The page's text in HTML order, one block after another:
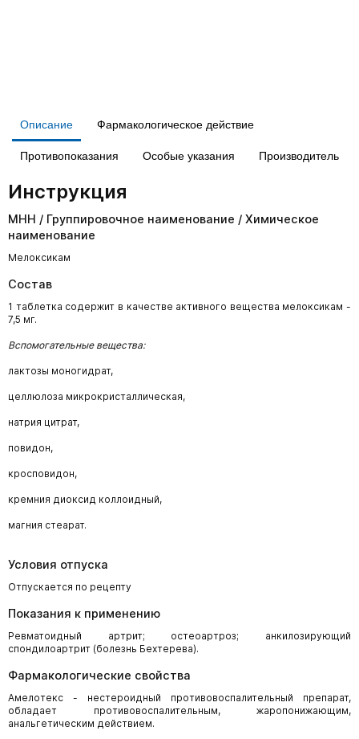
Описание Фармакологическое действие
Противопоказания Особые указания Производитель
Инструкция
МНН / Группировочное наименование / Химическое
наименование
Мелоксикам
Состав
1 таблетка содержит в качестве активного вещества мелоксикам -
7,5 мг.
Вспомогательные вещества:
лактозы моногидрат,
целлюлоза микрокристаллическая,
натрия цитрат,
повидон,
кросповидон,
кремния диоксид коллоидный,
магния стеарат.
Условия отпуска
Отпускается по рецепту
Показания к применению
Ревматоидный артрит; остеоартроз; анкилозирующий
спондилоартрит (болезнь Бехтерева).
Фармакологические свойства
Амелотекс - нестероидный противовоспалительный препарат,
обладает противовоспалительным, жаропонижающим,
анальгетическим действием.